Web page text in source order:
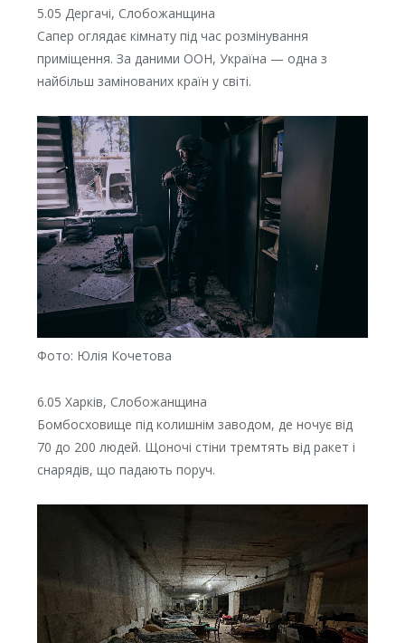
5.05 Дергачі, Слобожанщина
Сапер оглядає кімнату під час розмінування
приміщення. За даними ООН, Україна — одна з
найбільш замінованих країн у світі.
Фото: Юлія Кочетова
6.05 Харків, Слобожанщина
Бомбосховище під колишнім заводом, де ночує від
70 до 200 людей. Щоночі стіни тремтять від ракет і
снарядів, що падають поруч.